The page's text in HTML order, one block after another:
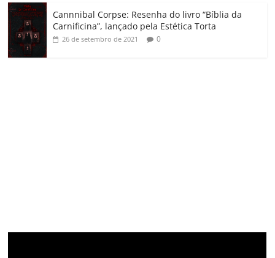
Cannnibal Corpse: Resenha do livro “Bíblia da
Carnificina”, lançado pela Estética Torta
26 de setembro de 2021 0